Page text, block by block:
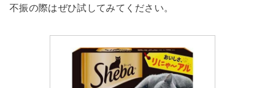
不振の際はぜひ試してみてください。